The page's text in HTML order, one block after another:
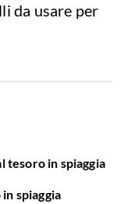
da usare per
tesoro in spiaggia
spiaggia